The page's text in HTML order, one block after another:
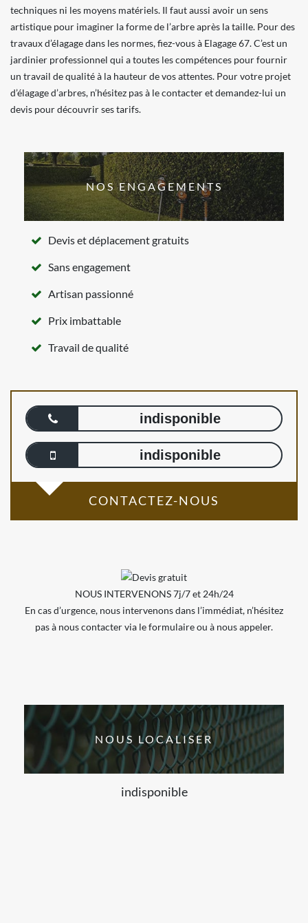
techniques ni les moyens matériels. Il faut aussi avoir un sens
artistique pour imaginer la forme de l’arbre après la taille. Pour des
travaux d’élagage dans les normes, fiez-vous à Elagage 67. C’est un
jardinier professionnel qui a toutes les compétences pour fournir
un travail de qualité à la hauteur de vos attentes. Pour votre projet
d’élagage d’arbres, n’hésitez pas à le contacter et demandez-lui un
devis pour découvrir ses tarifs.
NOS ENGAGEMENTS
Devis et déplacement gratuits
Sans engagement
Artisan passionné
Prix imbattable
Travail de qualité
indisponible
indisponible
CONTACTEZ-NOUS
NOUS INTERVENONS 7j/7 et 24h/24
En cas d’urgence, nous intervenons dans l’immédiat, n’hésitez
pas à nous contacter via le formulaire ou à nous appeler.
NOUS LOCALISER
indisponible